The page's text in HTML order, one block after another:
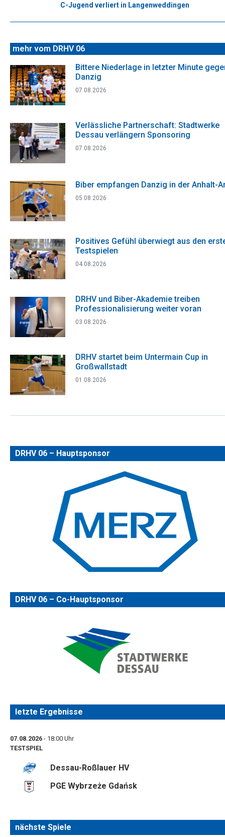
Nächster
C-Jugend verliert in Langenweddingen
mehr vom DRHV 06
Bittere Niederlage in letzter Minute
Danzig
07.08.2026
Verlässliche Partnerschaft: Stadtwerke
Dessau verlängern Sponsoring
07.08.2026
Biber empfangen Danzig in der Anhalt-
05.08.2026
Positives Gefühl überwiegt aus den
Testspielen
04.08.2026
DRHV und Biber-Akademie treiben
Professionalisierung weiter voran
03.08.2026
DRHV startet beim Untermain Cup in
Großwallstadt
01.08.2026
DRHV 06 – Hauptsponsor
DRHV 06 – Co-Hauptsponsor
letzte Ergebnisse
07.08.2026 - 18:00 Uhr
TESTSPIEL
Dessau-Roßlauer HV
PGE Wybrzeże Gdańsk
nächste Spiele